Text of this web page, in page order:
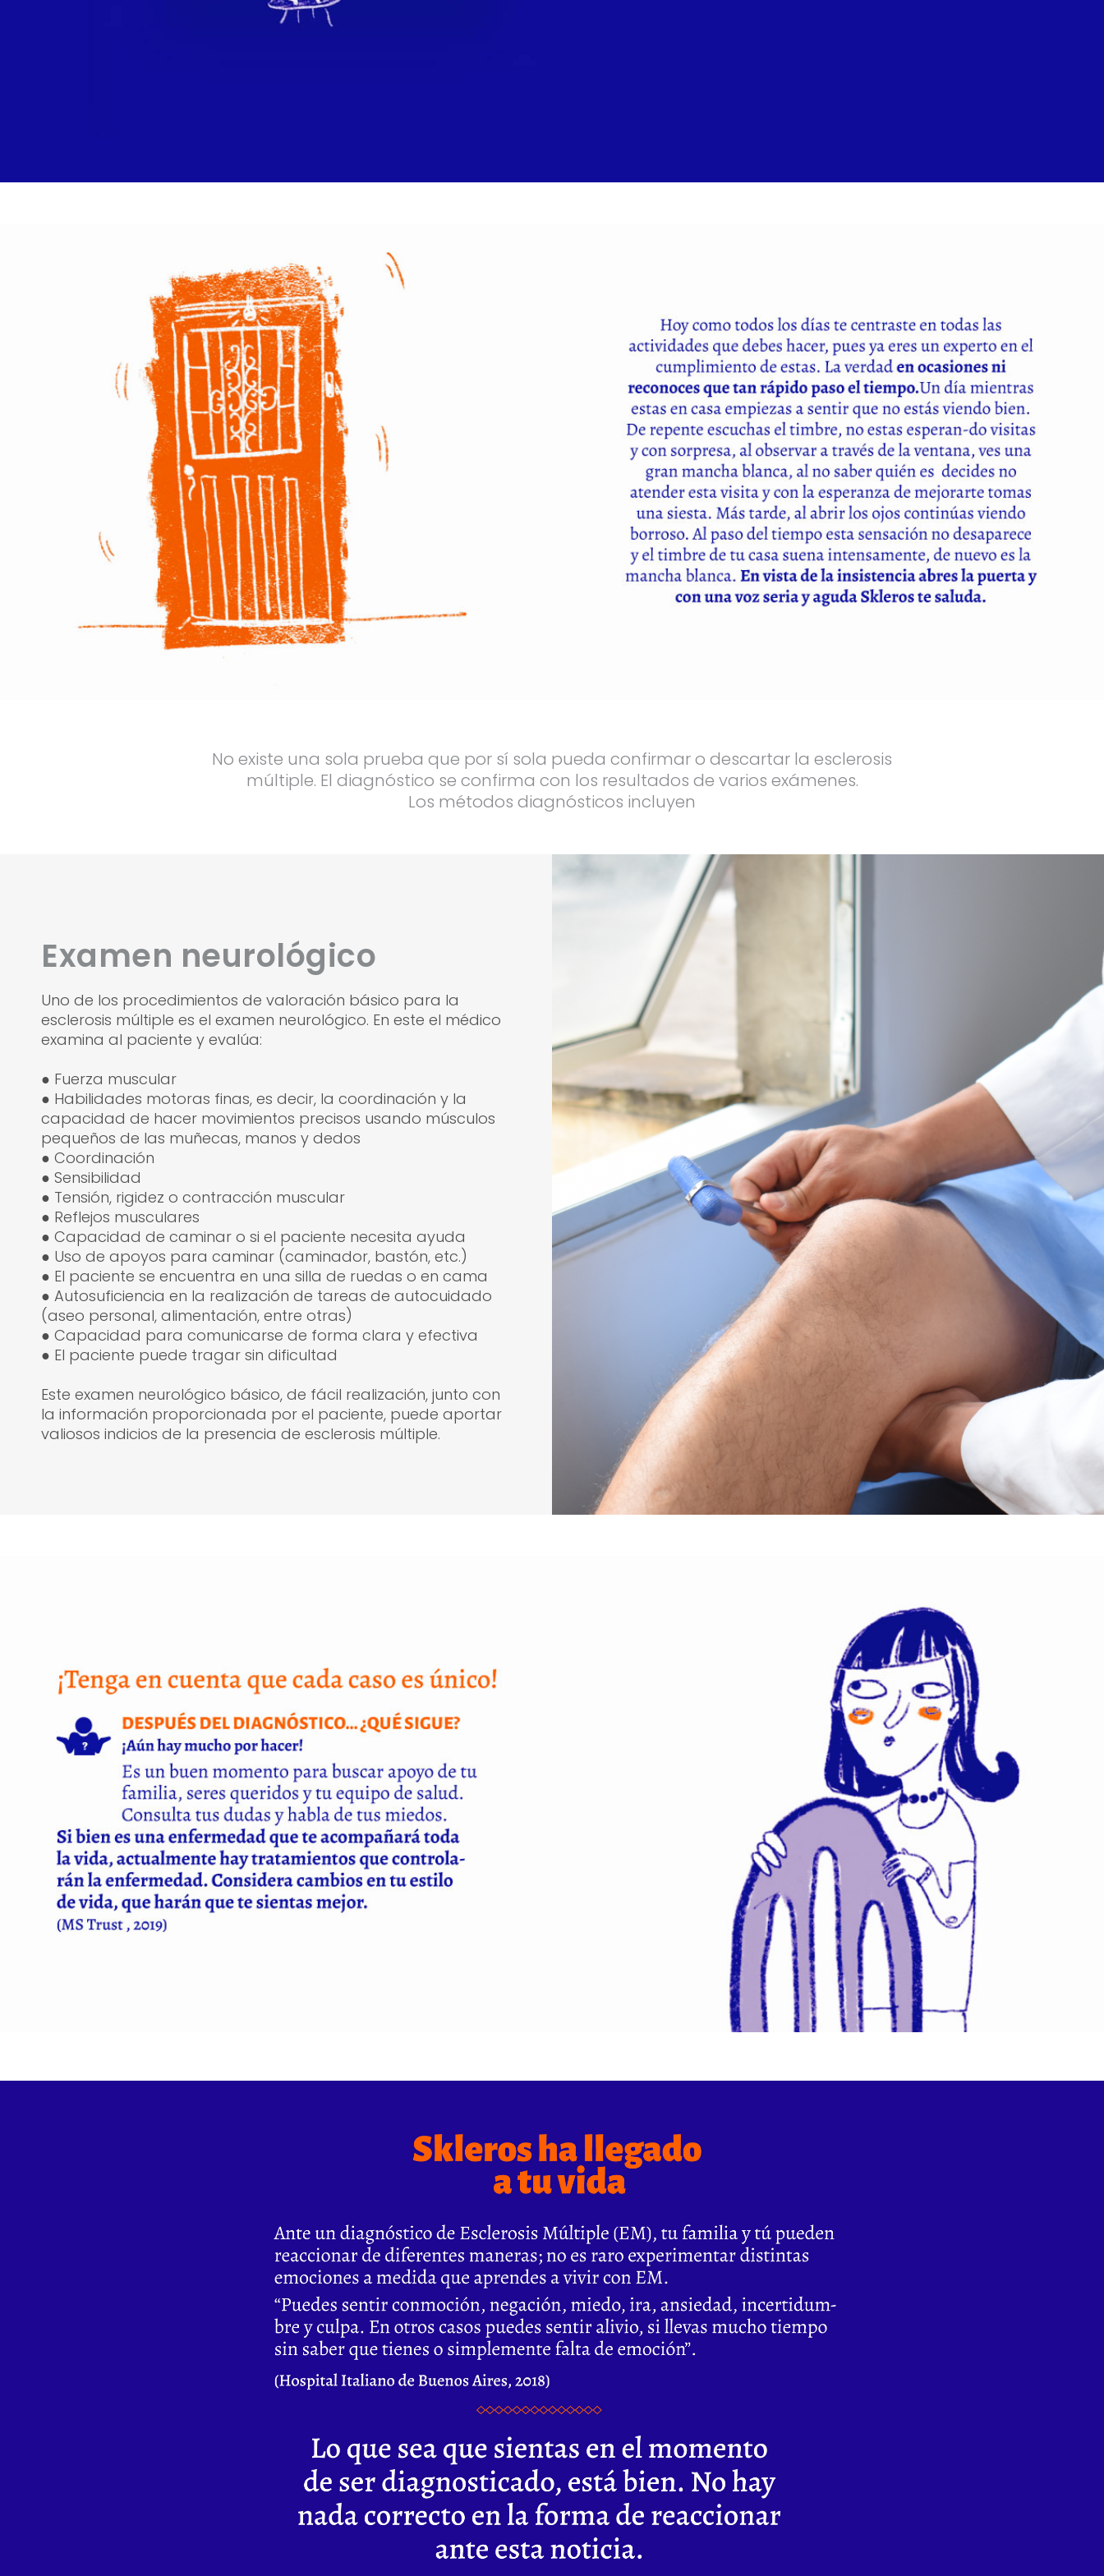
No existe una sola prueba que por sí sola pueda confirmar o descartar la esclerosis
múltiple. El diagnóstico se confirma con los resultados de varios exámenes.
Los métodos diagnósticos incluyen
Examen neurológico
Uno de los procedimientos de valoración básico para la
esclerosis múltiple es el examen neurológico. En este el médico
examina al paciente y evalúa:
● Fuerza muscular
● Habilidades motoras finas, es decir, la coordinación y la
capacidad de hacer movimientos precisos usando músculos
pequeños de las muñecas, manos y dedos
● Coordinación
● Sensibilidad
● Tensión, rigidez o contracción muscular
● Reflejos musculares
● Capacidad de caminar o si el paciente necesita ayuda
● Uso de apoyos para caminar (caminador, bastón, etc.)
● El paciente se encuentra en una silla de ruedas o en cama
● Autosuficiencia en la realización de tareas de autocuidado
(aseo personal, alimentación, entre otras)
● Capacidad para comunicarse de forma clara y efectiva
● El paciente puede tragar sin dificultad
Este examen neurológico básico, de fácil realización, junto con
la información proporcionada por el paciente, puede aportar
valiosos indicios de la presencia de esclerosis múltiple.